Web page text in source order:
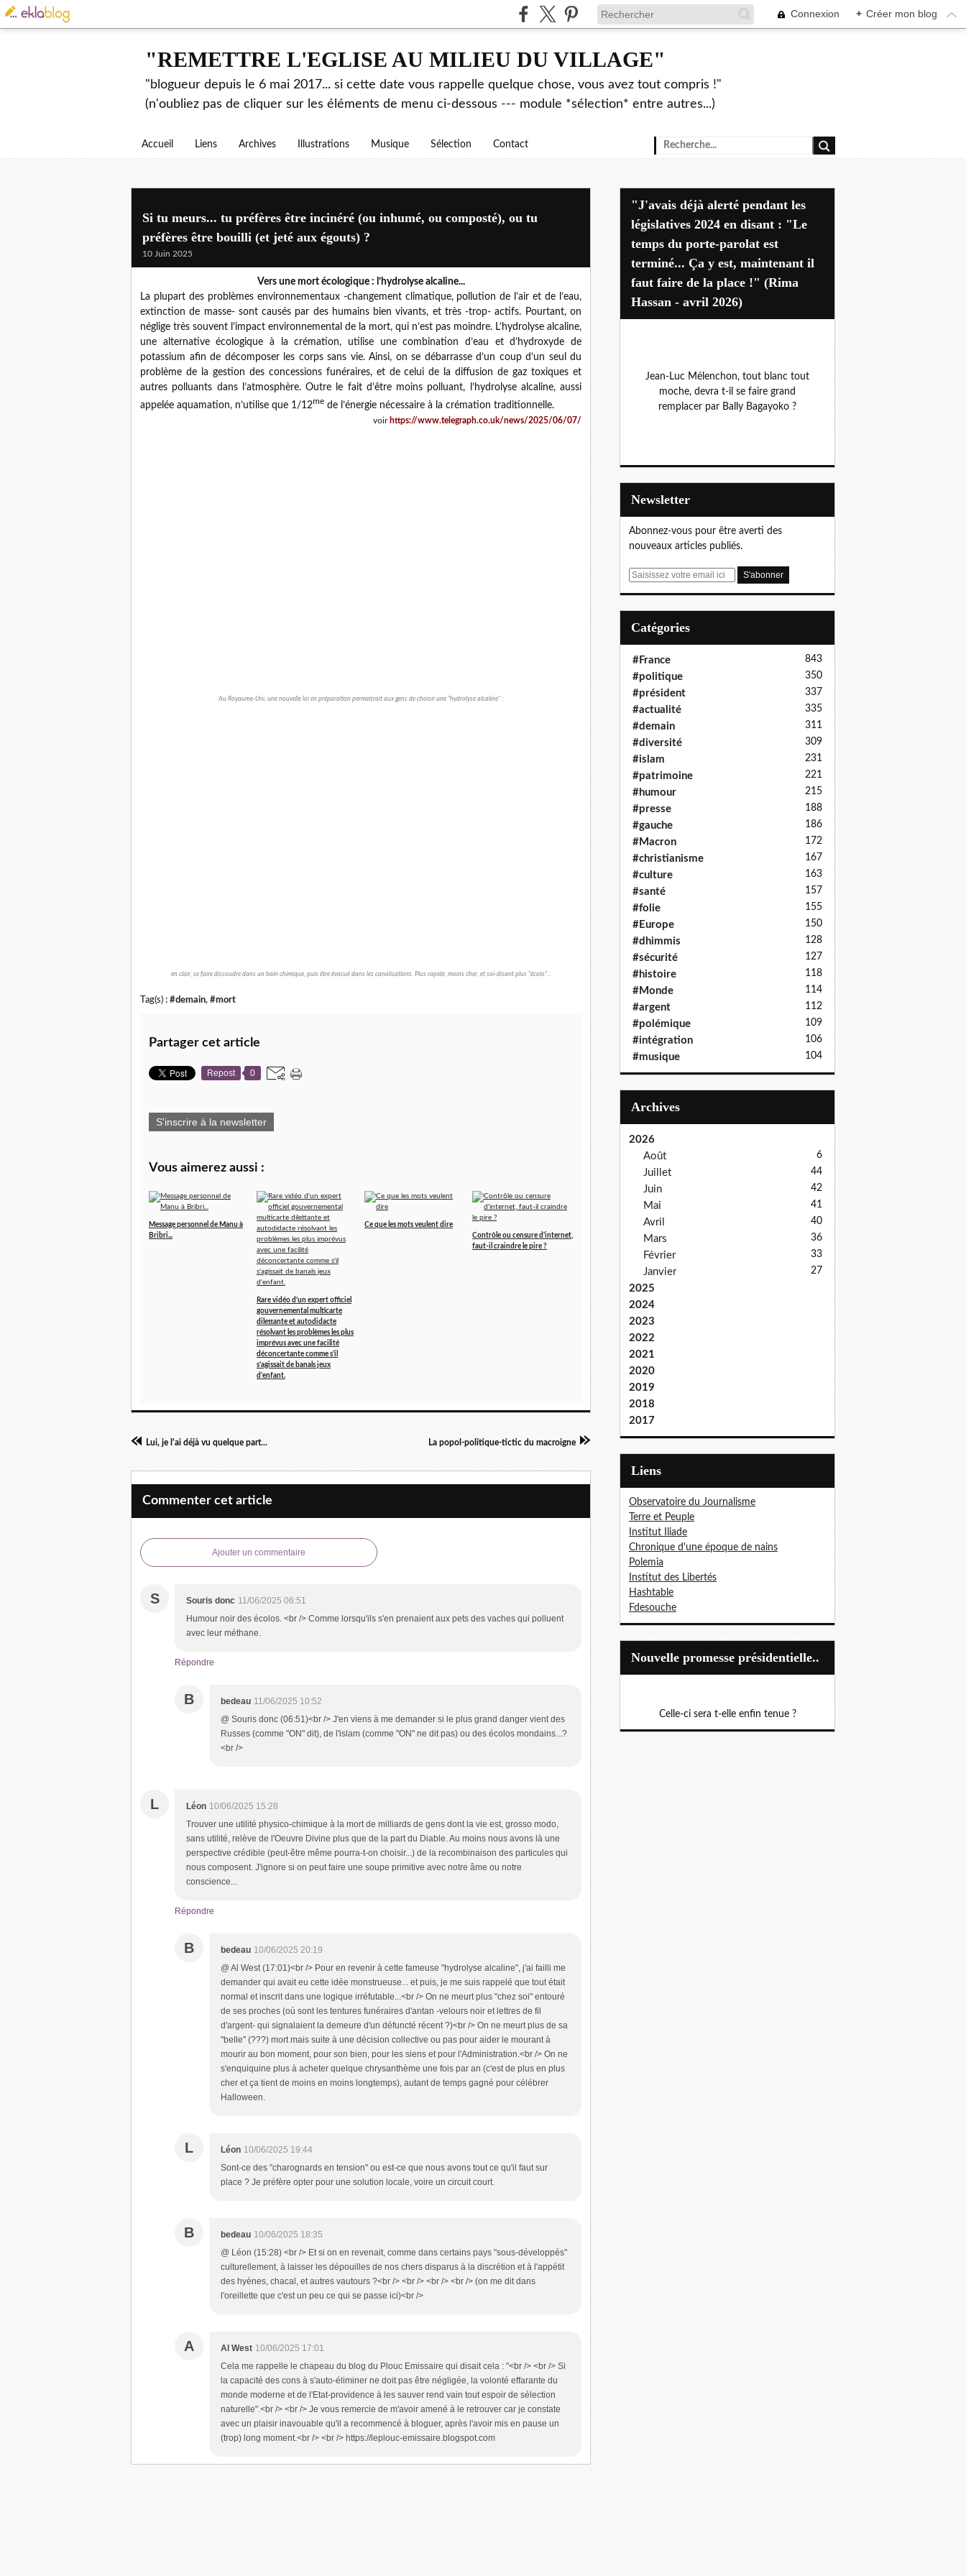
Connexion + Créer mon blog
"REMETTRE L'EGLISE AU MILIEU DU VILLAGE"
"blogueur depuis le 6 mai 2017... si cette date vous rappelle quelque chose, vous avez tout compris !"
(n'oubliez pas de cliquer sur les éléments de menu ci-dessous --- module *sélection* entre autres...)
Accueil Liens Archives Illustrations Musique Sélection Contact
Si tu meurs... tu préfères être incinéré (ou inhumé, ou composté), ou tu
préfères être bouilli (et jeté aux égouts) ?
10 Juin 2025
Vers une mort écologique : l’hydrolyse alcaline...
La plupart des problèmes environnementaux -changement climatique, pollution de l’air et de l’eau,
extinction de masse- sont causés par des humains bien vivants, et très -trop- actifs. Pourtant, on
néglige très souvent l’impact environnemental de la mort, qui n’est pas moindre. L’hydrolyse alcaline,
une alternative écologique à la crémation, utilise une combination d’eau et d’hydroxyde de
potassium afin de décomposer les corps sans vie. Ainsi, on se débarrasse d’un coup d’un seul du
problème de la gestion des concessions funéraires, et de celui de la diffusion de gaz toxiques et
autres polluants dans l’atmosphère. Outre le fait d’être moins polluant, l’hydrolyse alcaline, aussi
appelée aquamation, n’utilise que 1/12me de l’énergie nécessaire à la crémation traditionnelle.
voir https://www.telegraph.co.uk/news/2025/06/07/
Au Royaume-Uni, une nouvelle loi en préparation permettrait aux gens de choisir une "hydrolyse alcaline" :
en clair, se faire dissoudre dans un bain chimique, puis être évacué dans les canalisations. Plus rapide, moins cher, et soi-disant plus "écolo"…
Tag(s) : #demain, #mort
Partager cet article
Repost 0
S'inscrire à la newsletter
Vous aimerez aussi :
Message personnel de Manu à
Bribri...
Rare vidéo d'un expert officiel
gouvernemental multicarte
dilettante et autodidacte
résolvant les problèmes les plus
imprévus avec une facilité
déconcertante comme s'il
s'agissait de banals jeux
d'enfant.
Ce que les mots veulent dire
Contrôle ou censure d'internet,
faut-il craindre le pire ?
Lui, je l'ai déjà vu quelque part... La popol-politique-tictic du macroigne
Commenter cet article
Ajouter un commentaire
S Souris donc 11/06/2025 06:51
Humour noir des écolos. <br /> Comme lorsqu'ils s'en prenaient aux pets des vaches qui polluent
avec leur méthane.
Répondre
B bedeau 11/06/2025 10:52
@ Souris donc (06:51)<br /> J'en viens à me demander si le plus grand danger vient des
Russes (comme "ON" dit), de l'islam (comme "ON" ne dit pas) ou des écolos mondains...?
<br />
L Léon 10/06/2025 15:28
Trouver une utilité physico-chimique à la mort de milliards de gens dont la vie est, grosso modo,
sans utilité, relève de l'Oeuvre Divine plus que de la part du Diable. Au moins nous avons là une
perspective crédible (peut-être même pourra-t-on choisir...) de la recombinaison des particules qui
nous composent. J'ignore si on peut faire une soupe primitive avec notre âme ou notre
conscience...
Répondre
B bedeau 10/06/2025 20:19
@ Al West (17:01)<br /> Pour en revenir à cette fameuse "hydrolyse alcaline", j'ai failli me
demander qui avait eu cette idée monstrueuse... et puis, je me suis rappelé que tout était
normal et inscrit dans une logique irréfutable...<br /> On ne meurt plus "chez soi" entouré
de ses proches (où sont les tentures funéraires d'antan -velours noir et lettres de fil
d'argent- qui signalaient la demeure d'un défuncté récent ?)<br /> On ne meurt plus de sa
"belle" (???) mort mais suite à une décision collective ou pas pour aider le mourant à
mourir au bon moment, pour son bien, pour les siens et pour l'Administration.<br /> On ne
s'enquiquine plus à acheter quelque chrysanthème une fois par an (c'est de plus en plus
cher et ça tient de moins en moins longtemps), autant de temps gagné pour célébrer
Halloween.
L Léon 10/06/2025 19:44
Sont-ce des "charognards en tension" ou est-ce que nous avons tout ce qu'il faut sur
place ? Je préfère opter pour une solution locale, voire un circuit court.
B bedeau 10/06/2025 18:35
@ Léon (15:28) <br /> Et si on en revenait, comme dans certains pays "sous-développés"
culturellement, à laisser les dépouilles de nos chers disparus à la discrétion et à l'appétit
des hyènes, chacal, et autres vautours ?<br /> <br /> <br /> <br /> (on me dit dans
l'oreillette que c'est un peu ce qui se passe ici)<br />
A Al West 10/06/2025 17:01
Cela me rappelle le chapeau du blog du Plouc Emissaire qui disait cela : "<br /> <br /> Si
la capacité des cons à s'auto-éliminer ne doit pas être négligée, la volonté effarante du
monde moderne et de l'Etat-providence à les sauver rend vain tout espoir de sélection
naturelle".<br /> <br /> Je vous remercie de m'avoir amené à le retrouver car je constate
avec un plaisir inavouable qu'il a recommencé à bloguer, après l'avoir mis en pause un
(trop) long moment.<br /> <br /> https://leplouc-emissaire.blogspot.com
"J'avais déjà alerté pendant les
législatives 2024 en disant : "Le
temps du porte-parolat est
terminé... Ça y est, maintenant il
faut faire de la place !" (Rima
Hassan - avril 2026)
Jean-Luc Mélenchon, tout blanc tout
moche, devra t-il se faire grand
remplacer par Bally Bagayoko ?
Newsletter
Abonnez-vous pour être averti des
nouveaux articles publiés.
E
Catégories
#France 843
#politique 350
#président 337
#actualité 335
#demain 311
#diversité 309
#islam 231
#patrimoine 221
#humour 215
#presse 188
#gauche 186
#Macron 172
#christianisme 167
#culture 163
#santé 157
#folie 155
#Europe 150
#dhimmis 128
#sécurité 127
#histoire 118
#Monde 114
#argent 112
#polémique 109
#intégration 106
#musique 104
Archives
2026
Août
6
Juillet 44
Juin 42
Mai 41
Avril 40
Mars 36
Février 33
Janvier 27
2025
2024
2023
2022
2021
2020
2019
2018
2017
Liens
Observatoire du Journalisme
Terre et Peuple
Institut Iliade
Chronique d'une époque de nains
Polemia
Institut des Libertés
Hashtable
Fdesouche
Nouvelle promesse présidentielle..
Celle-ci sera t-elle enfin tenue ?